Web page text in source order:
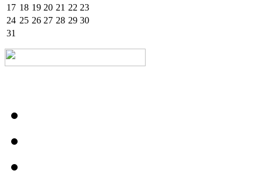
17 18 19 20 21 22 23
24 25 26 27 28 29 30
31